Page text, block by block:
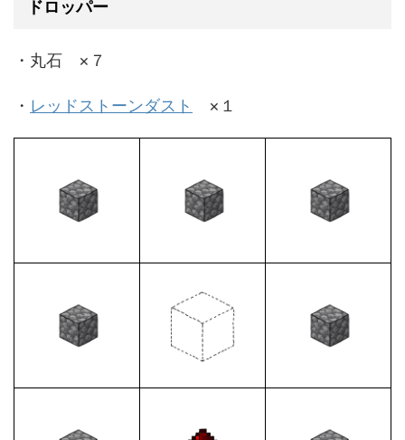
ドロッパー
・丸石 ×７
・ レッドストーンダスト ×１